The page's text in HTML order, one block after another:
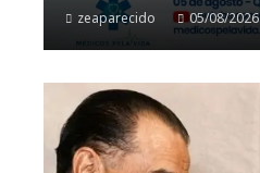
zeaparecido 05/08/2026